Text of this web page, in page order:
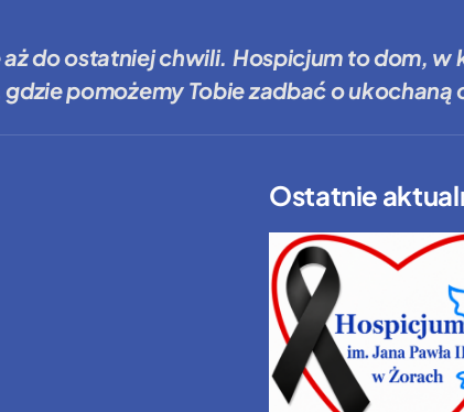
do ostatniej chwili. Hospicjum to dom, w
gdziepomożemy Tobiezadbać o ukochaną
Ostatnie